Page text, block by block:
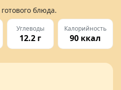
готового блюда.
Углеводы
12.2 г
Калорийность
90 ккал